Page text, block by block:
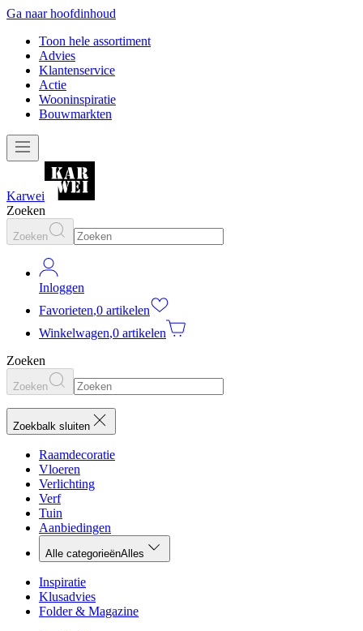
Ga naar hoofdinhoud
Toon hele assortiment
Advies
Klantenservice
Actie
Wooninspiratie
Bouwmarkten
Karwei
Zoeken
Zoeken
Inloggen
Favorieten,0 artikelen
Winkelwagen,0 artikelen
Zoeken
Zoeken
Zoekbalk sluiten
Raamdecoratie
Vloeren
Verlichting
Verf
Tuin
Aanbiedingen
Alle categorieënAlles
Inspiratie
Klusadvies
Folder & Magazine